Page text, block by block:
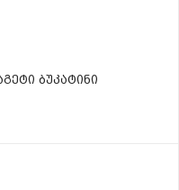
ბუკატინი